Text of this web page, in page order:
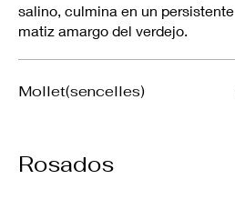
salino, culmina en un persistente
matiz amargo del verdejo.
Mollet(sencelles)
Rosados